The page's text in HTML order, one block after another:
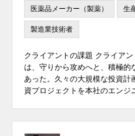
医薬品メーカー（製薬） 生
製造業技術者
クライアントの課題 クライア
は、守りから攻めへと、積極的
あった。久々の大規模な投資
資プロジェクトを本社のエン